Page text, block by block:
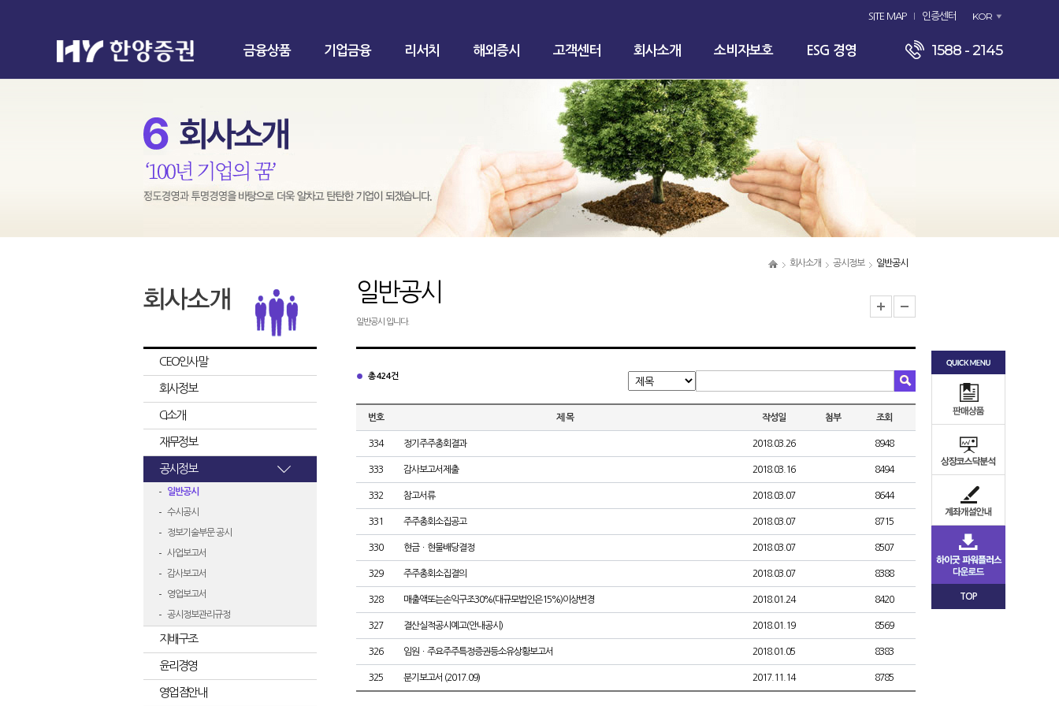
SITE MAP 인증센터 KOR
금융상품 기업금융 리서치 해외증시 고객센터 회사소개 소비자보호 ESG 경영 1588 - 2145
회사소개 공시정보 일반공시
CEO인사말
회사정보
CI소개
재무정보
공시정보
일반공시
수시공시
정보기술부문 공시
사업보고서
감사보고서
영업보고서
공시정보관리규정
지배구조
윤리경영
영업점안내
일반공시
일반공시 입니다.
총 424건
번호 제 목 작성일 첨부 조회
334 정기주주총회결과 2018.03.26 8948
333 감사보고서제출 2018.03.16 8494
332 참고서류 2018.03.07 8644
331 주주총회소집공고 2018.03.07 8715
330 현금ㆍ현물배당결정 2018.03.07 8507
329 주주총회소집결의 2018.03.07 8388
328 매출액또는손익구조30%(대규모법인은15%)이상변경 2018.01.24 8420
327 결산실적공시예고(안내공시) 2018.01.19 8569
326 임원ㆍ주요주주특정증권등소유상황보고서 2018.01.05 8383
325 분기보고서 (2017.09) 2017.11.14 8785
TOP